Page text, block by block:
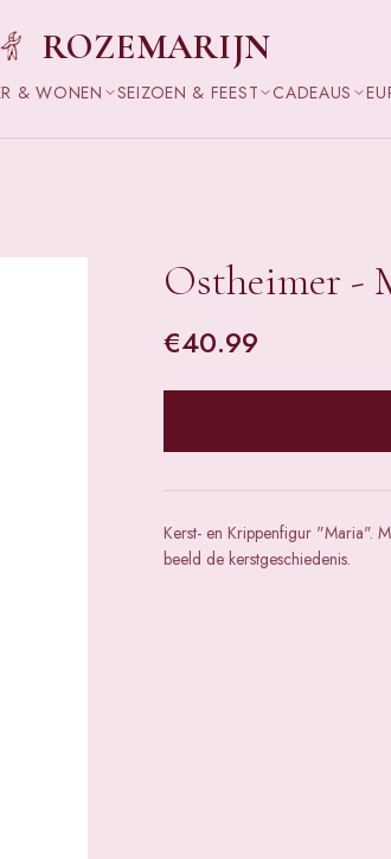
ROZEMARIJN
& WONEN SEIZOEN & FEEST CADEAUS
Ostheimer -
€40.99
Kerst- en Krippenfigur "Maria".
beeld de kerstgeschiedenis.